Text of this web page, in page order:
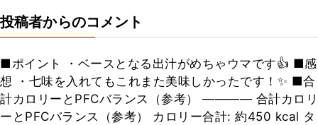
投稿者からのコメント
■ポイント ・ベースとなる出汁がめちゃウマです👍 ■感
想 ・七味を入れてもこれまた美味しかったです！✨ ■合
計カロリーとPFCバランス（参考） ―――― 合計カロリ
ーとPFCバランス（参考） カロリー合計: 約450 kcal タ